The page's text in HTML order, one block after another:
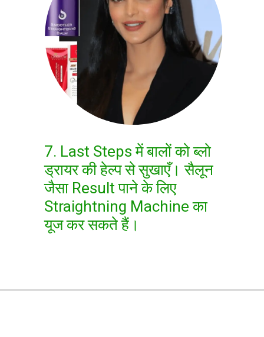
7. Last Steps में बालों को ब्लो
ड्रायर की हेल्प से सुखाएँ। सैलून
जैसा Result पाने के लिए
Straightning Machine का
यूज कर सकते हैं।